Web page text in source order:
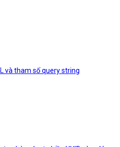
và tham số query string